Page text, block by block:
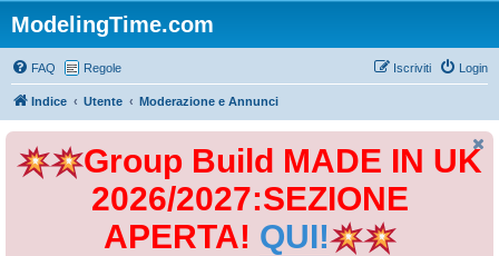
ModelingTime.com
FAQ Regole Login
Iscriviti
Indice Utente Moderazione e Annunci
Group Build MADE IN UK
2026/2027:SEZIONE
APERTA! QUI!